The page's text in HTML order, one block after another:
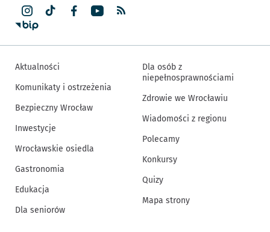
Aktualności
Komunikaty i ostrzeżenia
Bezpieczny Wrocław
Inwestycje
Wrocławskie osiedla
Gastronomia
Edukacja
Dla seniorów
Dla osób z
niepełnosprawnościami
Zdrowie we Wrocławiu
Wiadomości z regionu
Polecamy
Konkursy
Quizy
Mapa strony